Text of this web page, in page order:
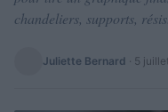
chandeliers, supports,
Juliette Bernard · 5